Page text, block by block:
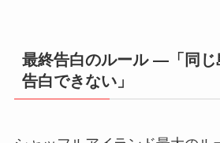
最終告白のルール ―「同じ
告白できない」